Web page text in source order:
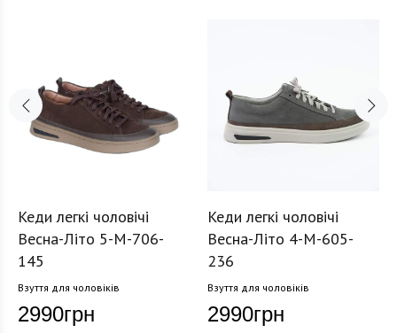
Кеди легкі чоловічі
Весна-Літо 5-M-706-
145
Взуття для чоловіків
2990грн
Кеди легкі чоловічі
Весна-Літо 4-M-605-
236
Взуття для чоловіків
2990грн